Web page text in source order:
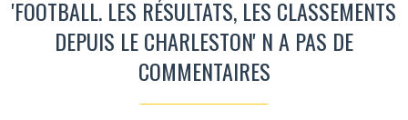
'FOOTBALL. LES RÉSULTATS, LES CLASSEMENTS
DEPUIS LE CHARLESTON' N A PAS DE
COMMENTAIRES